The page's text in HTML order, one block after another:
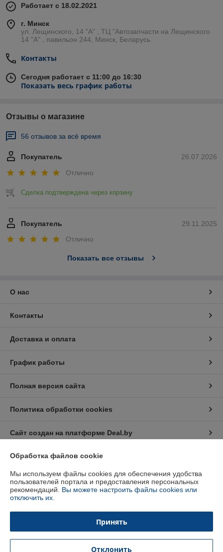
Работает с 18.02.2021
г. Минск
ул. Лещинского, 14 "А" , ТЦ "Автозапчасти на Лещинcкого
14 "A" , павильон 244, Минск, Беларусь
Контакты
Сегодня работает с 11:00 до 16:30
Показать весь график работы
Отзывы о магазине
56 отзывов за всё время
26.07.2026
Покупатель
Отлично
Сделка подтверждена через корзину
29.11.2025
Покупатель
Отлично
Показать все отзывы
О нас
Контакты
Доставка и оплата
График работы
Полная версия сайта
Политика обработки cookies
Сайт создан на платформе Deal.by
Индивидуальный предприниматель:Индивидуальный
предприниматель Кратынский Валерий Викторович
Республика Беларусь, г. Минск, ул. Неманская, д. 38, кв. 25
Регистрационный номер ЕГР: 191879218
Регистрационный орган: Минский горисполком
Обработка файлов cookie
Мы используем файлы cookies для обеспечения удобства
пользователей портала и предоставления персональных
рекомендаций. Вы можете настроить файлы cookies или
отключить их.
Принять
Отклонить